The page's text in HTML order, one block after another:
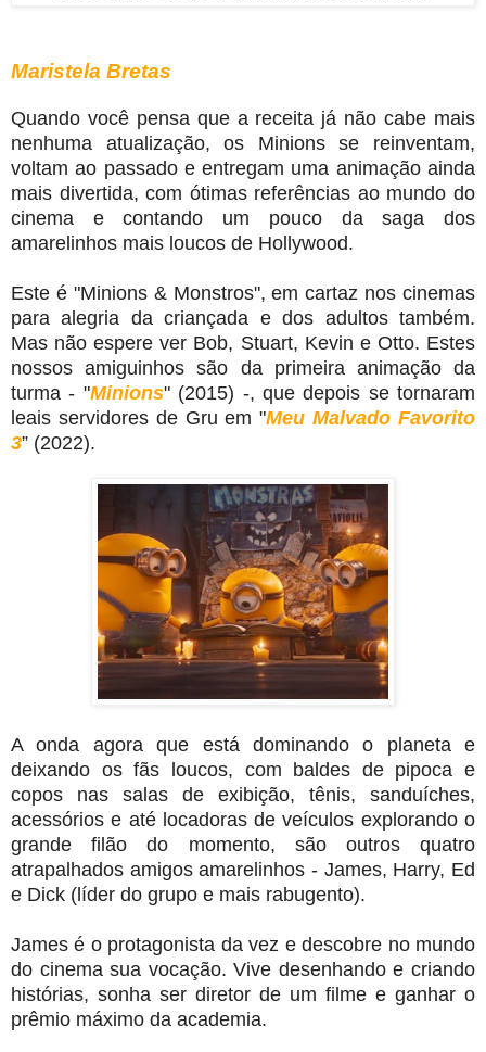
Maristela Bretas
Quando você pensa que a receita já não cabe mais
nenhuma atualização, os Minions se reinventam,
voltam ao passado e entregam uma animação ainda
mais divertida, com ótimas referências ao mundo do
cinema e contando um pouco da saga dos
amarelinhos mais loucos de Hollywood.
Este é "Minions & Monstros", em cartaz nos cinemas
para alegria da criançada e dos adultos também.
Mas não espere ver Bob, Stuart, Kevin e Otto. Estes
nossos amiguinhos são da primeira animação da
turma - "Minions" (2015) -, que depois se tornaram
leais servidores de Gru em "Meu Malvado Favorito
3” (2022).
A onda agora que está dominando o planeta e
deixando os fãs loucos, com baldes de pipoca e
copos nas salas de exibição, tênis, sanduíches,
acessórios e até locadoras de veículos explorando o
grande filão do momento, são outros quatro
atrapalhados amigos amarelinhos - James, Harry, Ed
e Dick (líder do grupo e mais rabugento).
James é o protagonista da vez e descobre no mundo
do cinema sua vocação. Vive desenhando e criando
histórias, sonha ser diretor de um filme e ganhar o
prêmio máximo da academia.